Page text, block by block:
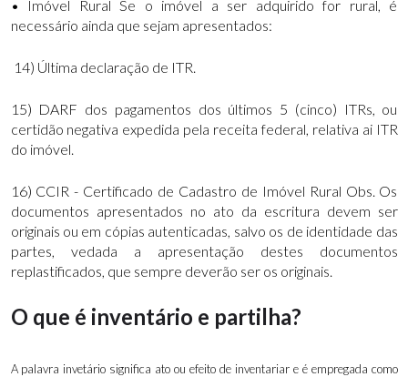
• Imóvel Rural Se o imóvel a ser adquirido for rural, é
necessário ainda que sejam apresentados:
14) Última declaração de ITR.
15) DARF dos pagamentos dos últimos 5 (cinco) ITRs, ou
certidão negativa expedida pela receita federal, relativa ai ITR
do imóvel.
16) CCIR - Certificado de Cadastro de Imóvel Rural Obs. Os
documentos apresentados no ato da escritura devem ser
originais ou em cópias autenticadas, salvo os de identidade das
partes, vedada a apresentação destes documentos
replastificados, que sempre deverão ser os originais.
O que é inventário e partilha?
A palavra invetário significa ato ou efeito de inventariar e é empregada como